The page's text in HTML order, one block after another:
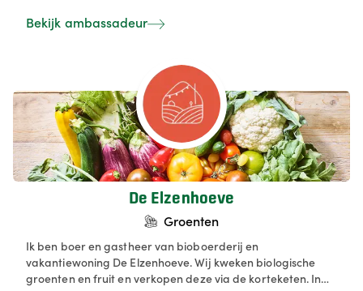
begeleiding aan mensen met een grote afstand tot de
gecontroleerd en verkopen we via onze hoevewinkel,
voedselteams en abonnementsformules zoals de
groentetas van KU Leuven.
Bekijk ambassadeur
De Elzenhoeve
Groenten
Ik ben boer en gastheer van bioboerderij en
vakantiewoning De Elzenhoeve. Wij kweken biologische
groenten en fruit en verkopen deze via de korteketen. In